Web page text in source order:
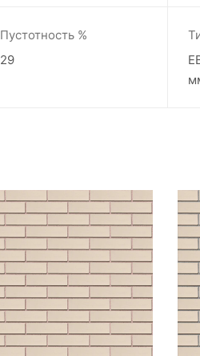
Пустотность %
29